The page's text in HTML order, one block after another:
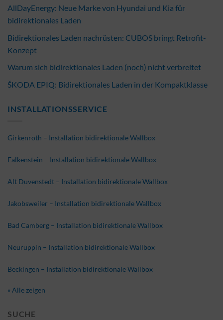
AllDayEnergy: Neue Marke von Hyundai und Kia für
bidirektionales Laden
Bidirektionales Laden nachrüsten: CUBOS bringt Retrofit-
Konzept
Warum sich bidirektionales Laden (noch) nicht verbreitet
ŠKODA EPIQ: Bidirektionales Laden in der Kompaktklasse
INSTALLATIONSSERVICE
Girkenroth – Installation bidirektionale Wallbox
Falkenstein – Installation bidirektionale Wallbox
Alt Duvenstedt – Installation bidirektionale Wallbox
Jakobsweiler – Installation bidirektionale Wallbox
Bad Camberg – Installation bidirektionale Wallbox
Neuruppin – Installation bidirektionale Wallbox
Beckingen – Installation bidirektionale Wallbox
» Alle zeigen
SUCHE